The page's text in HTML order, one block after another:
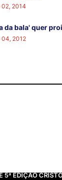
2014
da bala' quer
04, 2012
5ª EDIÇÃO